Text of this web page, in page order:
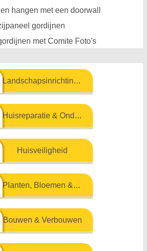
hangen met een doorwall
gordijnen
met Comite Foto's
Landschapsinrichting & Buitenbouw
Huisreparatie & Onderhoud
Huisveiligheid
Planten, Bloemen & Kruiden
Bouwen & Verbouwen